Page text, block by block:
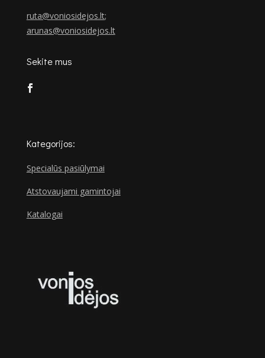
ruta@voniosidejos.lt;
arunas@voniosidejos.lt
Sekite mus
Kategorijos:
Specialūs pasiūlymai
Atstovaujami gamintojai
Katalogai